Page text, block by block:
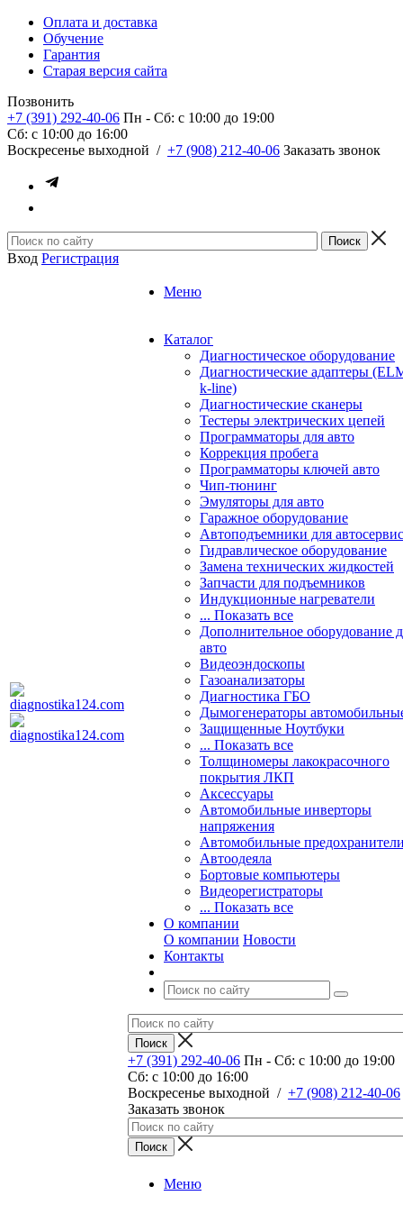
Оплата и доставка
Обучение
Гарантия
Старая версия сайта
Позвонить
+7 (391) 292-40-06 Пн - Сб: c 10:00 до 19:00
Сб: c 10:00 до 16:00
​Воскресенье выходной / +7 (908) 212-40-06 Заказать звонок
Вход Регистрация
Меню
Каталог
Диагностическое оборудование
Диагностические адаптеры
k-line)
Диагностические сканеры
Тестеры электрических цепей
Программаторы для авто
Коррекция пробега
Программаторы ключей авто
Чип-тюнинг
Эмуляторы для авто
Гаражное оборудование
Автоподъемники для
Гидравлическое оборудование
Замена технических жидкостей
Запчасти для подъемников
Индукционные нагреватели
... Показать все
Дополнительное оборудование
авто
Видеоэндоскопы
Газоанализаторы
Диагностика ГБО
Дымогенераторы
Защищенные Ноутбуки
... Показать все
Толщиномеры лакокрасочного
покрытия ЛКП
Аксессуары
Автомобильные инверторы
напряжения
Автомобильные
Автоодеяла
Бортовые компьютеры
Видеорегистраторы
... Показать все
О компании
О компании Новости
Контакты
+7 (391) 292-40-06 Пн - Сб: c 10:00 до 19:00
Сб: c 10:00 до 16:00
​Воскресенье выходной / +7 (908) 212-40-06
Заказать звонок
Меню